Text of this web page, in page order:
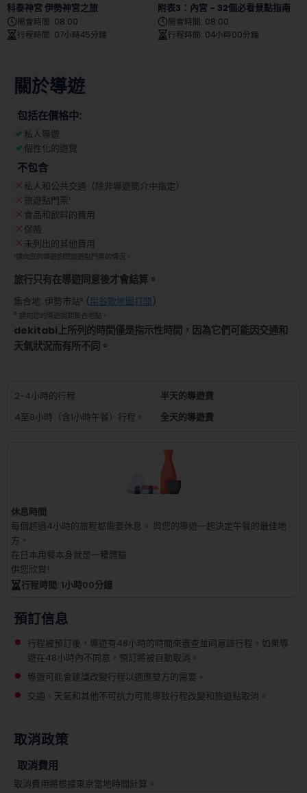
科泰神宮 伊勢神宮之旅
開會時間: 08:00
行程時間: 07小時45分鐘
附表3：內宮 - 32個必看景點指南
開會時間: 08:00
行程時間: 04小時00分鐘
關於導遊
包括在價格中:
私人導遊
個性化的遊覽
不包含
私人和公共交通（除非導遊簡介中指定）
旅遊點門票¹
食品和飲料的費用
保險
未列出的其他費用
¹請向您的導遊詢問旅遊點門票的情況。
旅行只有在導遊同意後才會結算。
集合地: 伊勢市站² (用谷歌地圖打開)
² 請向您的導遊詢問集合地點。
dekitabi上所列的時間僅是指示性時間，因為它們可能因交通和
天氣狀況而有所不同。
2-4小時的行程
半天的導遊費
4至8小時（含1小時午餐）行程。
全天的導遊費
休息時間
每個超過4小時的旅程都需要休息。 與您的導遊一起決定午餐的最佳地
方。
在日本用餐本身就是一種體驗
供您欣賞!
行程時間: 1小時00分鐘
預訂信息
行程被預訂後，導遊有48小時的時間來審查並同意該行程。如果導
遊在48小時內不同意，預訂將被自動取消。
導遊可能會建議改變行程以適應雙方的需要。
交通、天氣和其他不可抗力可能導致行程改變和旅遊點取消。
取消政策
取消費用
取消費用將根據東京當地時間計算。